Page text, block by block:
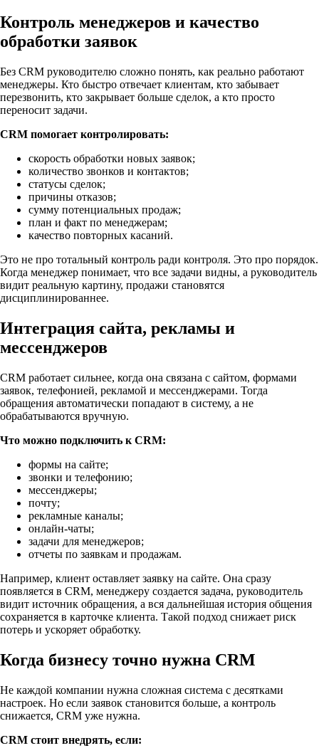
Контроль менеджеров и качество
обработки заявок
Без CRM руководителю сложно понять, как реально работают
менеджеры. Кто быстро отвечает клиентам, кто забывает
перезвонить, кто закрывает больше сделок, а кто просто
переносит задачи.
CRM помогает контролировать:
скорость обработки новых заявок;
количество звонков и контактов;
статусы сделок;
причины отказов;
сумму потенциальных продаж;
план и факт по менеджерам;
качество повторных касаний.
Это не про тотальный контроль ради контроля. Это про порядок.
Когда менеджер понимает, что все задачи видны, а руководитель
видит реальную картину, продажи становятся
дисциплинированнее.
Интеграция сайта, рекламы и
мессенджеров
CRM работает сильнее, когда она связана с сайтом, формами
заявок, телефонией, рекламой и мессенджерами. Тогда
обращения автоматически попадают в систему, а не
обрабатываются вручную.
Что можно подключить к CRM:
формы на сайте;
звонки и телефонию;
мессенджеры;
почту;
рекламные каналы;
онлайн-чаты;
задачи для менеджеров;
отчеты по заявкам и продажам.
Например, клиент оставляет заявку на сайте. Она сразу
появляется в CRM, менеджеру создается задача, руководитель
видит источник обращения, а вся дальнейшая история общения
сохраняется в карточке клиента. Такой подход снижает риск
потерь и ускоряет обработку.
Когда бизнесу точно нужна CRM
Не каждой компании нужна сложная система с десятками
настроек. Но если заявок становится больше, а контроль
снижается, CRM уже нужна.
CRM стоит внедрять, если: